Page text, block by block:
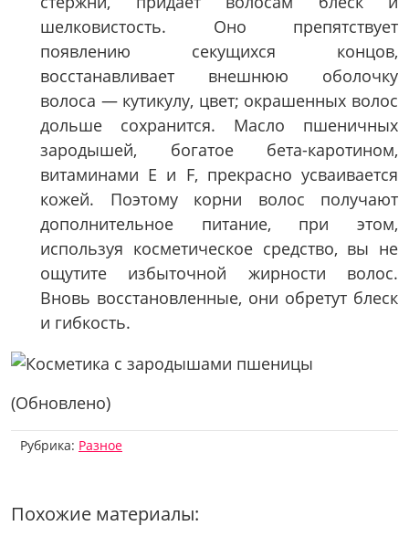
шелковистость. Оно препятствует
появлению секущихся концов,
восстанавливает внешнюю оболочку
волоса — кутикулу, цвет; окрашенных волос
дольше сохранится. Масло пшеничных
зародышей, богатое бета-каротином,
витаминами Е и F, прекрасно усваивается
кожей. Поэтому корни волос получают
дополнительное питание, при этом,
используя косметическое средство, вы не
ощутите избыточной жирности волос.
Вновь восстановленные, они обретут блеск
и гибкость.
(Обновлено)
Рубрика: Разное
Похожие материалы: